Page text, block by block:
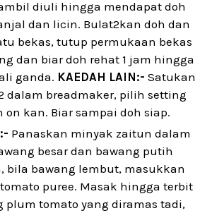
diuli hingga mendapat doh
dan licin. Bulat2kan doh dan
bekas, tutup permukaan bekas
dan biar doh rehat 1 jam hingga
ganda. KAEDAH LAIN:- Satukan
dalam breadmaker, pilih setting
kan. Biar sampai doh siap.
Panaskan minyak zaitun dalam
besar dan bawang putih
bila bawang lembut, masukkan
puree. Masak hingga terbit
plum tomato yang diramas tadi,